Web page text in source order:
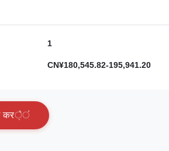
1
CN¥180,545.82-195,941.20
करें